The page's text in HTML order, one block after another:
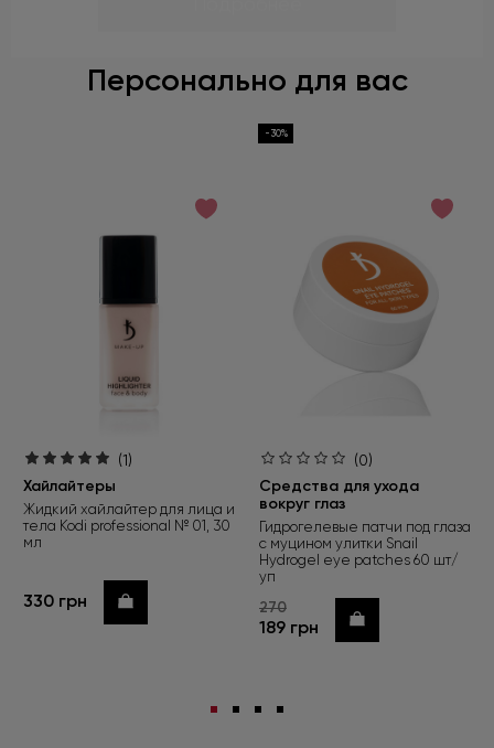
Персонально для вас
(1)
Хайлайтеры
Жидкий хайлайтер для лица и
тела Kodi professional № 01, 30
мл
330 грн Купить
-30%
(0)
Средства для ухода
вокруг глаз
Гидрогелевые патчи под глаза
с муцином улитки Snail
Hydrogel eye patches 60 шт/
уп
270
189 грн Купить